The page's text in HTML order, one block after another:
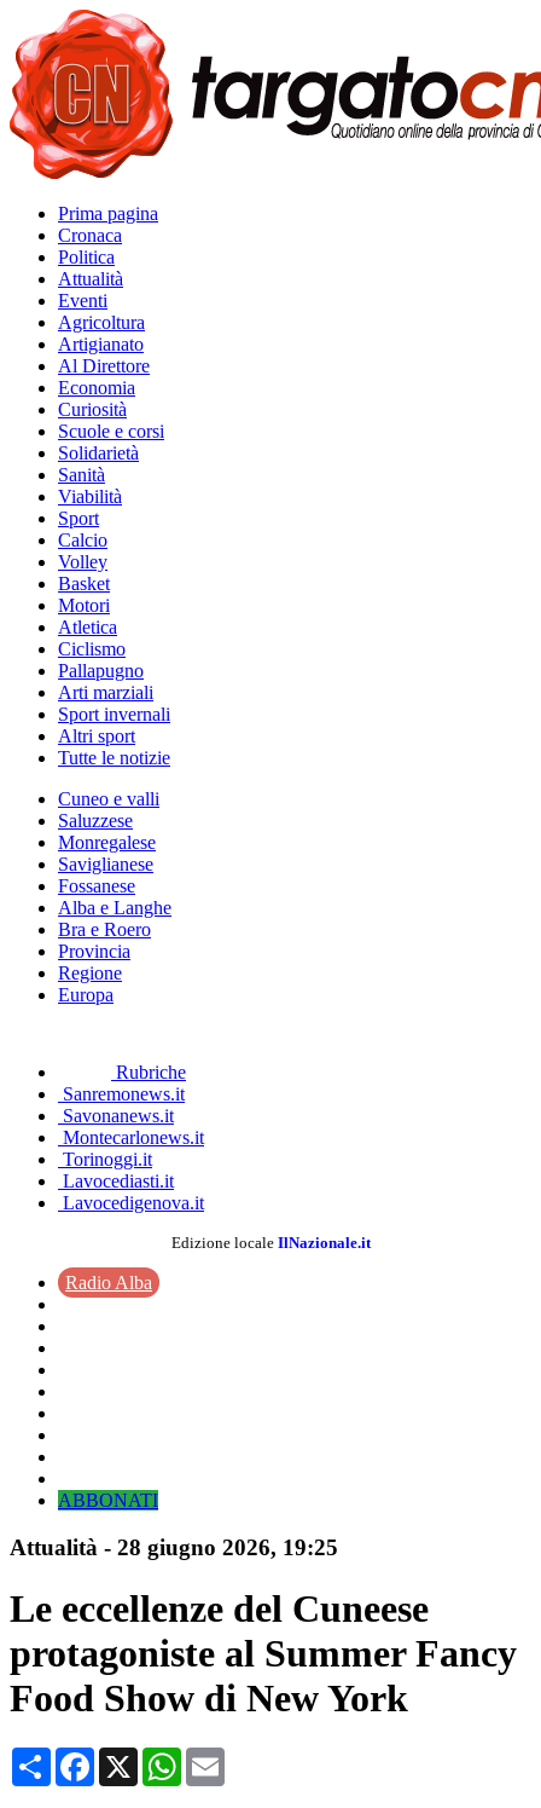
Prima pagina
Cronaca
Politica
Attualità
Eventi
Agricoltura
Artigianato
Al Direttore
Economia
Curiosità
Scuole e corsi
Solidarietà
Sanità
Viabilità
Sport
Calcio
Volley
Basket
Motori
Atletica
Ciclismo
Pallapugno
Arti marziali
Sport invernali
Altri sport
Tutte le notizie
Cuneo e valli
Saluzzese
Monregalese
Saviglianese
Fossanese
Alba e Langhe
Bra e Roero
Provincia
Regione
Europa
Rubriche
Sanremonews.it
Savonanews.it
Montecarlonews.it
Torinoggi.it
Lavocediasti.it
Lavocedigenova.it
Edizione locale IlNazionale.it
Radio Alba
ABBONATI
Attualità - 28 giugno 2026, 19:25
Le eccellenze del Cuneese
protagoniste al Summer Fancy
Food Show di New York
CondividiFacebook
X WhatsApp